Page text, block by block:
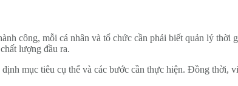
công, mỗi cá nhân và tổ chức cần phải biết quản lý thời
lượng đầu ra.
mục tiêu cụ thể và các bước cần thực hiện. Đồng thời,